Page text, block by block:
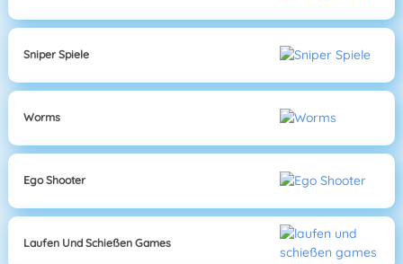
Sniper Spiele
Worms
Ego Shooter
Laufen Und Schießen Games